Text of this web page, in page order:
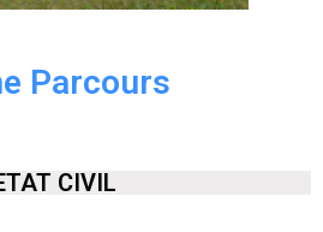
Parcours
CIVIL